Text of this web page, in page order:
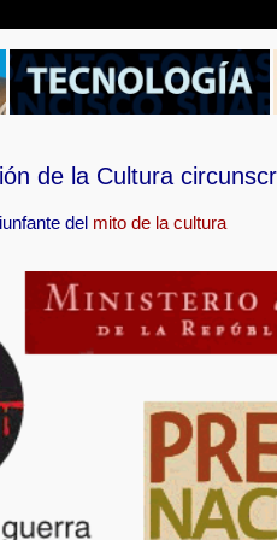
de la Cultura
del mito de la cultura